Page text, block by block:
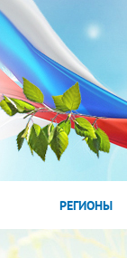
РЕГИОНЫ